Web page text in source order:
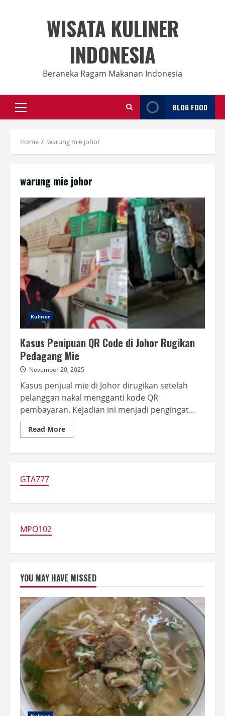
WISATA KULINER
INDONESIA
Beraneka Ragam Makanan Indonesia
Primary
Menu
BLOG FOOD
Home warung mie johor
warung mie johor
Kuliner
Kasus Penipuan QR Code di Johor Rugikan
Pedagang Mie
November 20, 2025
Kasus penjual mie di Johor dirugikan setelah
pelanggan nakal mengganti kode QR
pembayaran. Kejadian ini menjadi pengingat...
Read MoreRead
more
Mie
GTA777
MPO102
YOU MAY HAVE MISSED